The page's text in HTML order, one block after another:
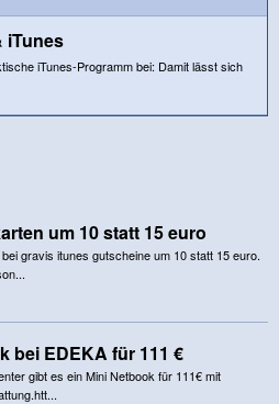
iTunes
iTunes-Programm bei: Damit lässt sich
um 10 statt 15 euro
gravis itunes gutscheine um 10 statt 15 euro.
bei EDEKA für 111 €
gibt es ein Mini Netbook für 111€ mit